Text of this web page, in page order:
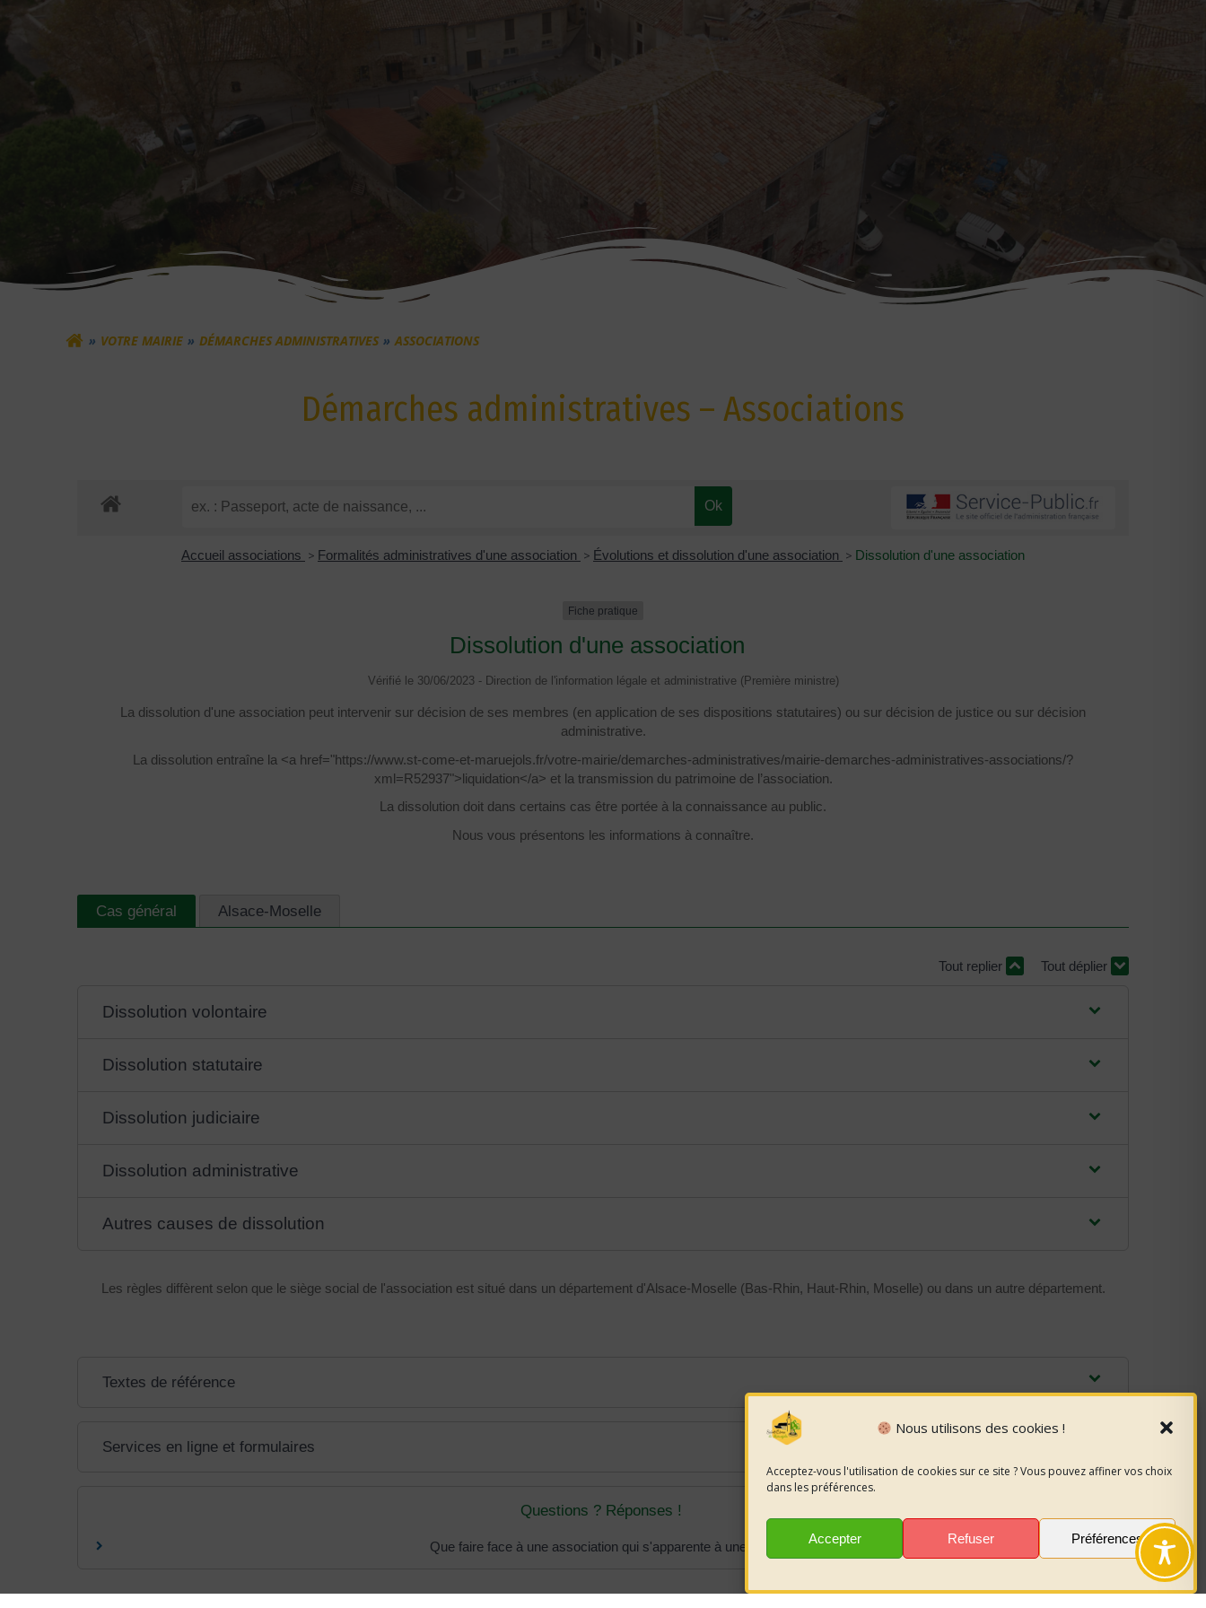
Nous utilisons des cookies !
Acceptez-vous l'utilisation de cookies sur ce site ? Vous pouvez affiner vos choix
dans les préférences.
Accepter Refuser Préférences
VOTRE MAIRIE DÉMARCHES ADMINISTRATIVES ASSOCIATIONS
Démarches administratives – Associations
Accueil associations > Formalités administratives d'une association > Évolutions et dissolution d'une association > Dissolution d'une association
Fiche pratique
Dissolution d'une association
Vérifié le 30/06/2023 - Direction de l'information légale et administrative (Première ministre)
La dissolution d'une association peut intervenir sur décision de ses membres (en application de ses dispositions statutaires) ou sur décision de justice ou sur décision
administrative.
La dissolution entraîne la <a href="https://www.st-come-et-maruejols.fr/votre-mairie/demarches-administratives/mairie-demarches-administratives-associations/?
xml=R52937">liquidation</a> et la transmission du patrimoine de l’association.
La dissolution doit dans certains cas être portée à la connaissance au public.
Nous vous présentons les informations à connaître.
Cas général Alsace-Moselle
Tout replier Tout déplier
Dissolution volontaire
Dissolution statutaire
Dissolution judiciaire
Dissolution administrative
Autres causes de dissolution
Les règles diffèrent selon que le siège social de l'association est situé dans un département d'Alsace-Moselle (Bas-Rhin, Haut-Rhin, Moselle) ou dans un autre département.
Textes de référence
Services en ligne et formulaires
Questions ? Réponses !
Que faire face à une association qui s'apparente à une secte ?